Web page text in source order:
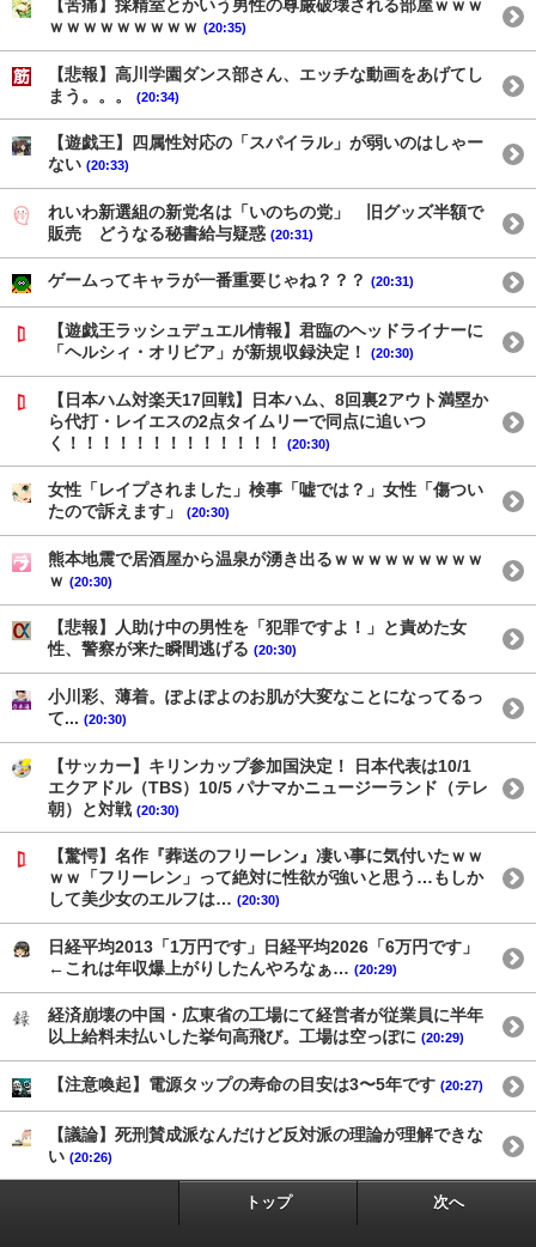
【苦痛】採精室とかいう男性の尊厳破壊される部屋ｗｗｗ
ｗｗｗｗｗｗｗｗｗ (20:35)
【悲報】高川学園ダンス部さん、エッチな動画をあげてし
まう。。。
(20:34)
【遊戯王】四属性対応の「スパイラル」が弱いのはしゃー
ない (20:33)
れいわ新選組の新党名は「いのちの党」 旧グッズ半額で
販売 どうなる秘書給与疑惑 (20:31)
ゲームってキャラが一番重要じゃね？？？ (20:31)
【遊戯王ラッシュデュエル情報】君臨のヘッドライナーに
「ヘルシィ・オリビア」が新規収録決定！
(20:30)
【日本ハム対楽天17回戦】日本ハム、8回裏2アウト満塁か
ら代打・レイエスの2点タイムリーで同点に追いつ
く！！！！！！！！！！！！！
(20:30)
女性「レイプされました」検事「嘘では？」女性「傷つい
たので訴えます」
(20:30)
熊本地震で居酒屋から温泉が湧き出るｗｗｗｗｗｗｗｗｗ
ｗ (20:30)
【悲報】人助け中の男性を「犯罪ですよ！」と責めた女
性、警察が来た瞬間逃げる (20:30)
小川彩、薄着。ぽよぽよのお肌が大変なことになってるっ
て... (20:30)
【サッカー】キリンカップ参加国決定！ 日本代表は10/1
エクアドル（TBS）10/5 パナマかニュージーランド（テレ
朝）と対戦 (20:30)
【驚愕】名作『葬送のフリーレン』凄い事に気付いたｗｗ
ｗｗ「フリーレン」って絶対に性欲が強いと思う…もしか
して美少女のエルフは… (20:30)
日経平均2013「1万円です」日経平均2026「6万円です」
←これは年収爆上がりしたんやろなぁ… (20:29)
経済崩壊の中国・広東省の工場にて経営者が従業員に半年
以上給料未払いした挙句高飛び。工場は空っぽに (20:29)
【注意喚起】電源タップの寿命の目安は3〜5年です (20:27)
【議論】死刑賛成派なんだけど反対派の理論が理解できな
い (20:26)
トップ 次へ